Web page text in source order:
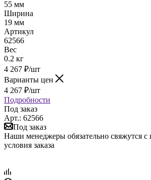
55 мм
Ширина
19 мм
Артикул
62566
Вес
0.2 кг
4 267 ₽/шт
Варианты цен
4 267 ₽/шт
Подробности
Под заказ
Арт.: 62566
Под заказ
Наши менеджеры обязательно свяжутся с
условия заказа